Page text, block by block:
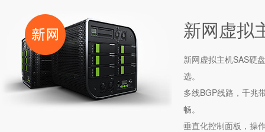
新网虚拟
新网虚拟主机SAS硬
选。
多线BGP线路，千兆
畅。
垂直化控制面板，操